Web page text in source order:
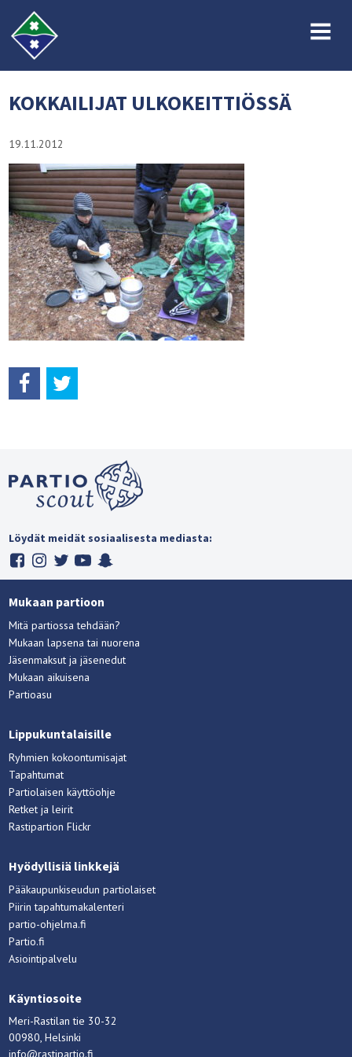
MENU
KOKKAILIJAT ULKOKEITTIÖSSÄ
19.11.2012
Löydät meidät sosiaalisesta mediasta:
Mukaan partioon
Mitä partiossa tehdään?
Mukaan lapsena tai nuorena
Jäsenmaksut ja jäsenedut
Mukaan aikuisena
Partioasu
Lippukuntalaisille
Ryhmien kokoontumisajat
Tapahtumat
Partiolaisen käyttöohje
Retket ja leirit
Rastipartion Flickr
Hyödyllisiä linkkejä
Pääkaupunkiseudun partiolaiset
Piirin tapahtumakalenteri
partio-ohjelma.fi
Partio.fi
Asiointipalvelu
Käyntiosoite
Meri-Rastilan tie 30-32
00980, Helsinki
info@rastipartio.fi